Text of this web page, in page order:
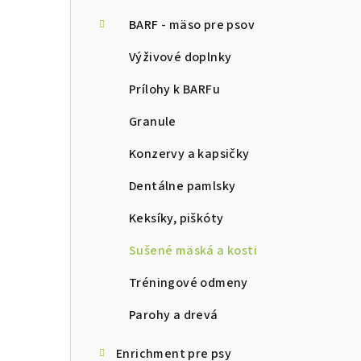
BARF - mäso pre psov
Výživové doplnky
Prílohy k BARFu
Granule
Konzervy a kapsičky
Dentálne pamlsky
Keksíky, piškóty
Sušené mäská a kosti
Tréningové odmeny
Parohy a drevá
Enrichment pre psy